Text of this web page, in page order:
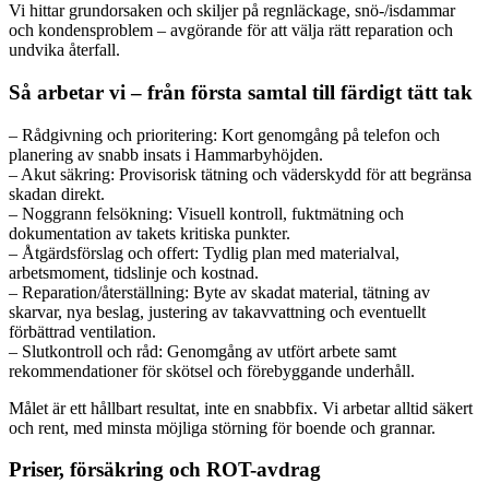
Vi hittar grundorsaken och skiljer på regnläckage, snö-/isdammar
och kondensproblem – avgörande för att välja rätt reparation och
undvika återfall.
Så arbetar vi – från första samtal till färdigt tätt tak
– Rådgivning och prioritering: Kort genomgång på telefon och
planering av snabb insats i Hammarbyhöjden.
– Akut säkring: Provisorisk tätning och väderskydd för att begränsa
skadan direkt.
– Noggrann felsökning: Visuell kontroll, fuktmätning och
dokumentation av takets kritiska punkter.
– Åtgärdsförslag och offert: Tydlig plan med materialval,
arbetsmoment, tidslinje och kostnad.
– Reparation/återställning: Byte av skadat material, tätning av
skarvar, nya beslag, justering av takavvattning och eventuellt
förbättrad ventilation.
– Slutkontroll och råd: Genomgång av utfört arbete samt
rekommendationer för skötsel och förebyggande underhåll.
Målet är ett hållbart resultat, inte en snabbfix. Vi arbetar alltid säkert
och rent, med minsta möjliga störning för boende och grannar.
Priser, försäkring och ROT-avdrag